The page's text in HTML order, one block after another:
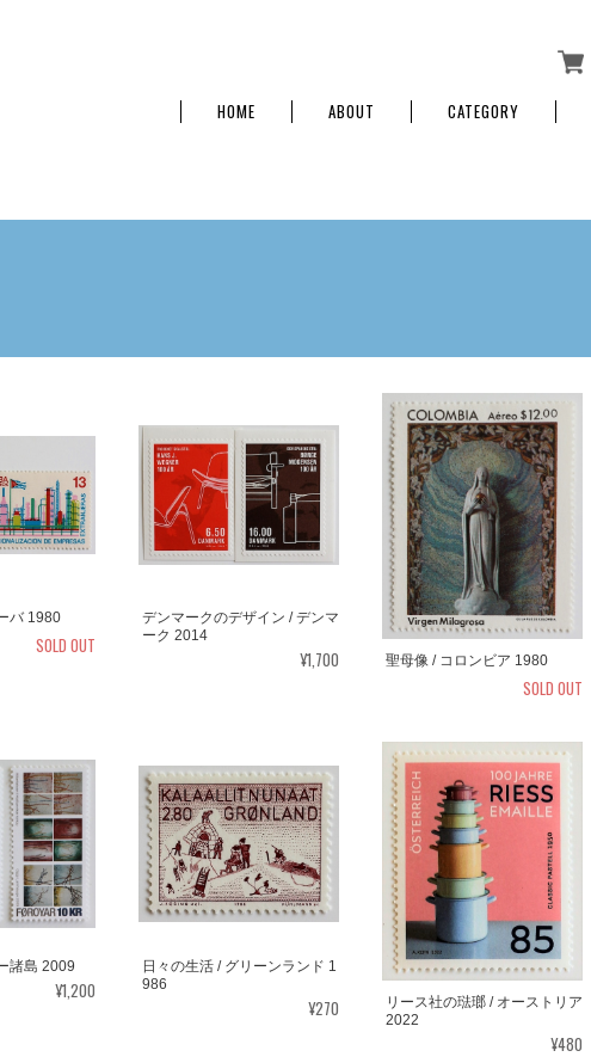
HOME ABOUT CATEGORY
バ 1980
SOLD OUT
デンマークのデザイン / デンマ
ーク 2014
¥1,700 聖母像 / コロンビア 1980
SOLD OUT
諸島 2009
¥1,200
日々の生活 / グリーンランド 1
986
¥270
リース社の琺瑯 / オーストリア
2022
¥480